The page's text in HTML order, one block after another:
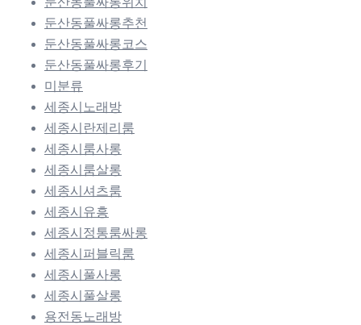
둔산동풀싸롱추천
둔산동풀싸롱코스
둔산동풀싸롱후기
미분류
세종시노래방
세종시란제리룸
세종시룸사롱
세종시룸살롱
세종시셔츠룸
세종시유흥
세종시정통룸싸롱
세종시퍼블릭룸
세종시풀사롱
세종시풀살롱
용전동노래방